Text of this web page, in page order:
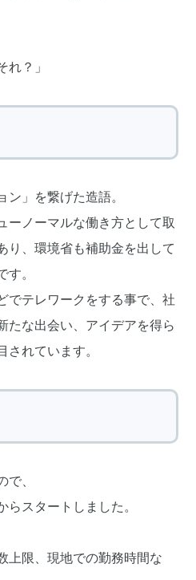
れ？」
ン」を繋げた造語。
ーノーマルな働き方として取
り、環境省も補助金を出して
。
でテレワークをする事で、社
たな出会い、アイデアを得ら
れています。
、
スタートしました。
上限、現地での勤務時間な